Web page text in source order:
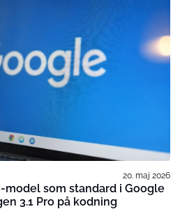
20. maj 2026
som standard i Google
3.1 Pro på kodning